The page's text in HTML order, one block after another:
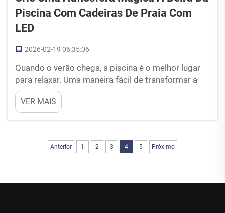
Piscina Com Cadeiras De Praia Com
LED
2026-02-19 06:35:06
Quando o verão chega, a piscina é o melhor lugar
para relaxar. Uma maneira fácil de transformar a
área ao redor da piscina em algo mágico é
adicionar essas cadeiras de praia com LED. Elas
acendem com cores agradáveis e deixam tudo
VER MAIS
Anterior 1 2 3 4 5 Próximo